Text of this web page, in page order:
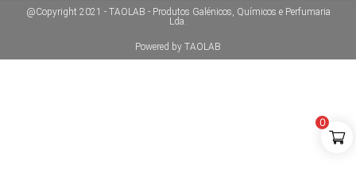
0
@Copyright 2021 - TAOLAB - Produtos Galénicos, Químicos e Perfumaria
Lda.
Powered by TAOLAB